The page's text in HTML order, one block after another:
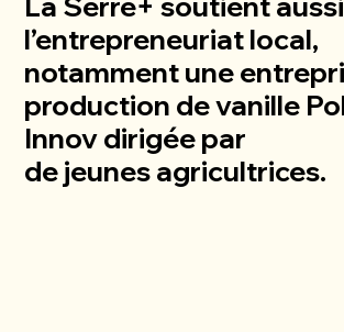
l’entrepreneuriat local,
notamment une
production de vanille
Innovdirigée par
de jeunes agricultrices.